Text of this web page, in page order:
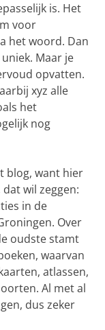
is. Het
voor
het woord. Dan
Maar je
opvatten.
xyz alle
het
nog
blog, want hier
wil zeggen:
in de
Over
oudste stamt
waarvan
atlassen,
Al met al
dus zeker